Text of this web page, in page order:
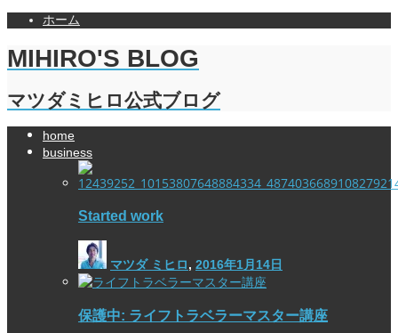
ホーム
MIHIRO'S BLOG
マツダミヒロ公式ブログ
home
business
Started work
マツダ ミヒロ, 2016年1月14日
保護中: ライフトラベラーマスター講座